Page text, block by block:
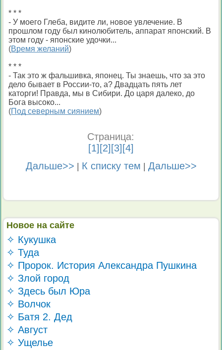
* * *
- У моего Глеба, видите ли, новое увлечение. В
прошлом году был кинолюбитель, аппарат японский. В
этом году - японские удочки...
(Время желаний)
* * *
- Так это ж фальшивка, японец. Ты знаешь, что за это
дело бывает в России-то, а? Двадцать пять лет
каторги! Правда, мы в Сибири. До царя далеко, до
Бога высоко...
(Под северным сиянием)
Страница:
[1][2][3][4]
Дальше>>
К списку тем Дальше>>
Новое на сайте
✧ Кукушка
✧ Туда
✧ Пророк. История Александра Пушкина
✧ Злой город
✧ Здесь был Юра
✧ Волчок
✧ Батя 2. Дед
✧ Август
✧ Ущелье